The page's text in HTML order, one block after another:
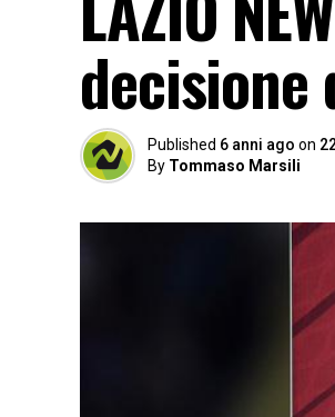
decisione
Published 6 anni ago on
By Tommaso Marsili